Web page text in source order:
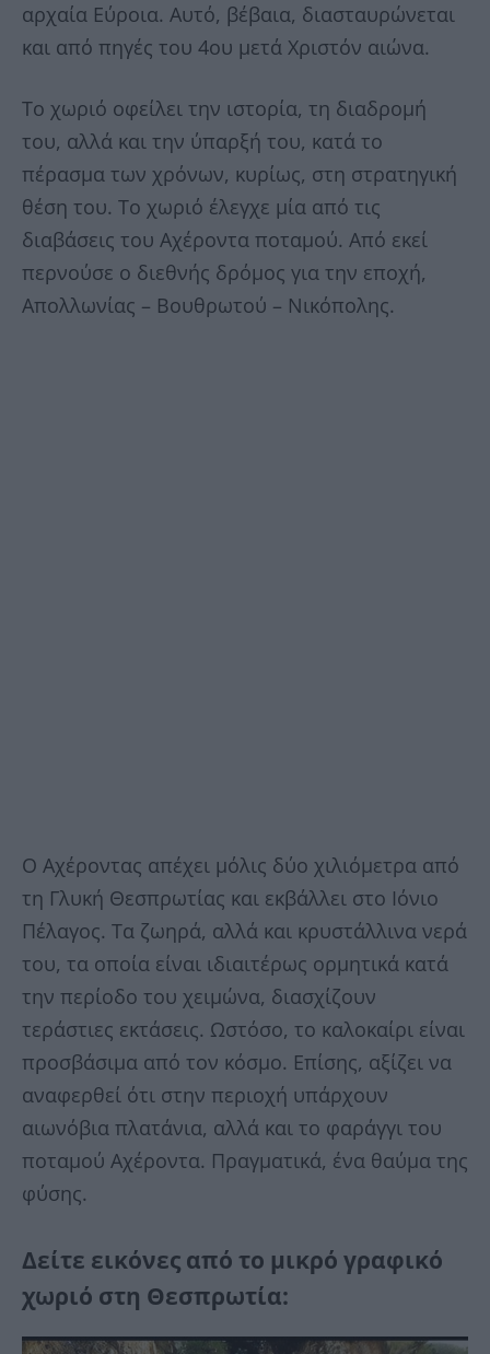
αρχαία Εύροια. Αυτό, βέβαια, διασταυρώνεται
και από πηγές του 4ου μετά Χριστόν αιώνα.
Το χωριό οφείλει την ιστορία, τη διαδρομή
του, αλλά και την ύπαρξή του, κατά το
πέρασμα των χρόνων, κυρίως, στη στρατηγική
θέση του. Το χωριό έλεγχε μία από τις
διαβάσεις του Αχέροντα ποταμού. Από εκεί
περνούσε ο διεθνής δρόμος για την εποχή,
Απολλωνίας – Βουθρωτού – Νικόπολης.
Ο Αχέροντας απέχει μόλις δύο χιλιόμετρα από
τη Γλυκή Θεσπρωτίας και εκβάλλει στο Ιόνιο
Πέλαγος. Τα ζωηρά, αλλά και κρυστάλλινα νερά
του, τα οποία είναι ιδιαιτέρως ορμητικά κατά
την περίοδο του χειμώνα, διασχίζουν
τεράστιες εκτάσεις. Ωστόσο, το καλοκαίρι είναι
προσβάσιμα από τον κόσμο. Επίσης, αξίζει να
αναφερθεί ότι στην περιοχή υπάρχουν
αιωνόβια πλατάνια, αλλά και το φαράγγι του
ποταμού Αχέροντα. Πραγματικά, ένα θαύμα της
φύσης.
Δείτε εικόνες από το μικρό γραφικό
χωριό στη Θεσπρωτία: